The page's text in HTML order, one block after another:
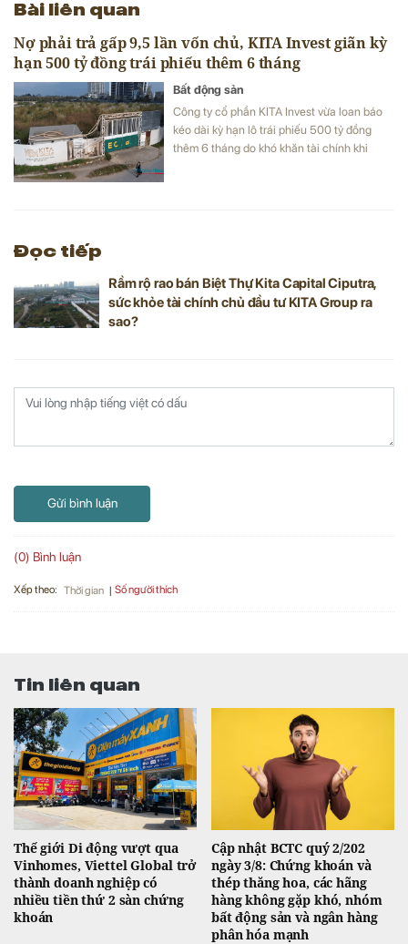
Bài liên quan
Nợ phải trả gấp 9,5 lần vốn chủ, KITA Invest giãn kỳ
hạn 500 tỷ đồng trái phiếu thêm 6 tháng
Bất động sản
Công ty cổ phần KITA Invest vừa loan báo
kéo dài kỳ hạn lô trái phiếu 500 tỷ đồng
thêm 6 tháng do khó khăn tài chính khi
Đọc tiếp
Rầm rộ rao bán Biệt Thự Kita Capital Ciputra,
sức khỏe tài chính chủ đầu tư KITA Group ra
sao?
Gửi bình luận
(0) Bình luận
Xếp theo: Thời gian Số người thích
Tin liên quan
Thế giới Di động vượt qua
Vinhomes, Viettel Global trở
thành doanh nghiệp có
nhiều tiền thứ 2 sàn chứng
khoán
Cập nhật BCTC quý 2/202
ngày 3/8: Chứng khoán và
thép thăng hoa, các hãng
hàng không gặp khó, nhóm
bất động sản và ngân hàng
phân hóa mạnh